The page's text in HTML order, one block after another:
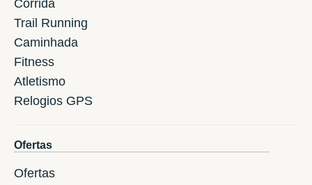
Corrida
Trail Running
Caminhada
Fitness
Atletismo
Relogios GPS
Ofertas
Ofertas